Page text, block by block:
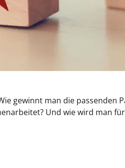
gewinnt man die passenden
Und wie wird man